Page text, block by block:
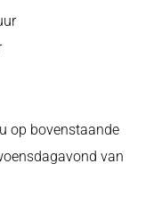
op bovenstaande
van